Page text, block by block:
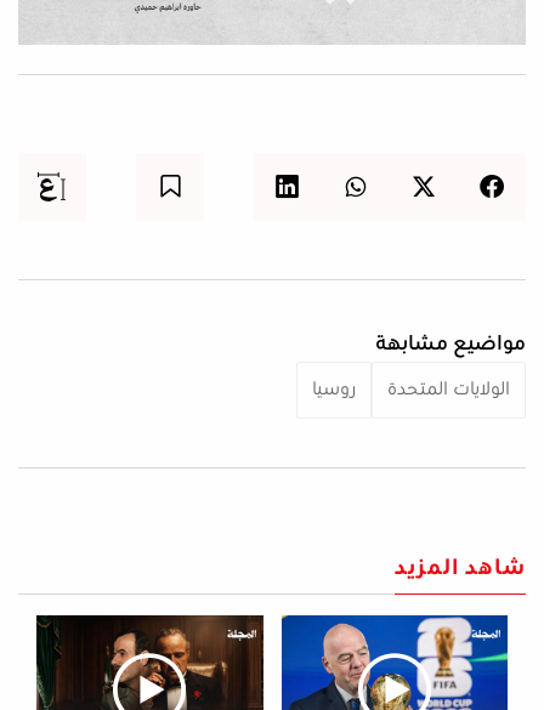
مواضيع مشابهة
الولايات المتحدة روسيا
شاهد المزيد